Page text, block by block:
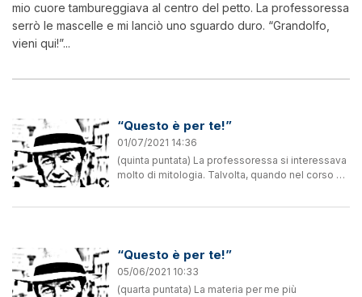
mio cuore tambureggiava al centro del petto. La professoressa
serrò le mascelle e mi lanciò uno sguardo duro. “Grandolfo,
vieni qui!”...
“Questo è per te!”
01/07/2021 14:36
(quinta puntata) La professoressa si interessava
molto di mitologia. Talvolta, quando nel corso di
pagana, lei si fermava, alzava la mano e
“Questo è per te!”
05/06/2021 10:33
(quarta puntata) La materia per me più